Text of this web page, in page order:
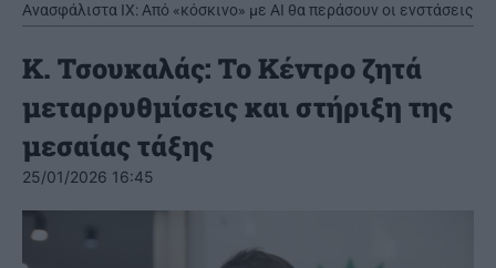
Ανασφάλιστα ΙΧ: Από «κόσκινο» με AI θα περάσουν οι ενστάσεις
Κ. Τσουκαλάς: Το Κέντρο ζητά
μεταρρυθμίσεις και στήριξη της
μεσαίας τάξης
25/01/2026 16:45